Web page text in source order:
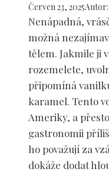
Červen 23, 2025Autor:
Nenápadná,
možná
tělem. Jakmile ji
rozemelete,
připomíná
karamel. Tento
Ameriky, a
gastronomii
ho považují za
dokáže dodat